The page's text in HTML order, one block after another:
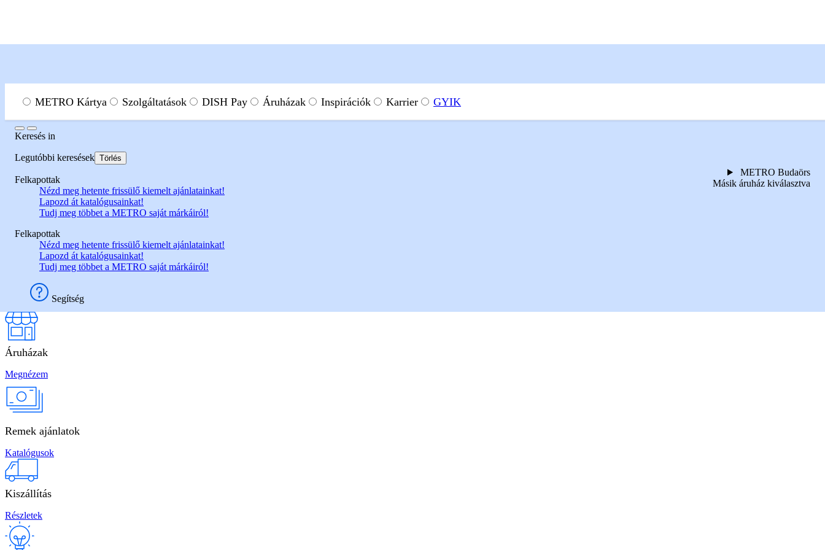
Menu
Keresés címke
Keresés in
Legutóbbi keresések Törlés
Felkapottak
Nézd meg hetente frissülő kiemelt ajánlatainkat!
Lapozd át katalógusainkat!
Tudj meg többet a METRO saját márkáiról!
Felkapottak
Nézd meg hetente frissülő kiemelt ajánlatainkat!
Lapozd át katalógusainkat!
Tudj meg többet a METRO saját márkáiról!
Segítség
METRO Budaörs
Másik áruház kiválasztva
METRO Kártya Szolgáltatások DISH Pay Áruházak Inspirációk Karrier GYIK
Bock Merlot
A lenti gombra kattintva bővebb információkat tudhat meg a termékről.
Megnézem
Széles választék
Áruházak
Megnézem
Remek ajánlatok
Katalógusok
Kiszállítás
Részletek